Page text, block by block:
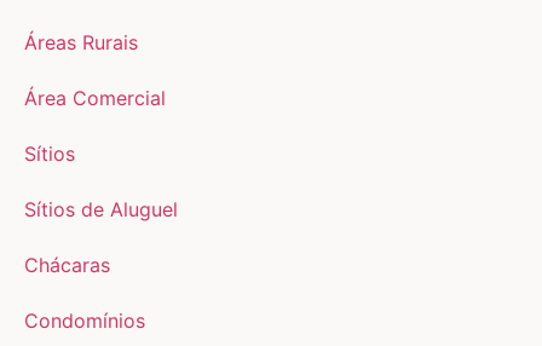
Áreas Rurais
Área Comercial
Sítios
Sítios de Aluguel
Chácaras
Condomínios